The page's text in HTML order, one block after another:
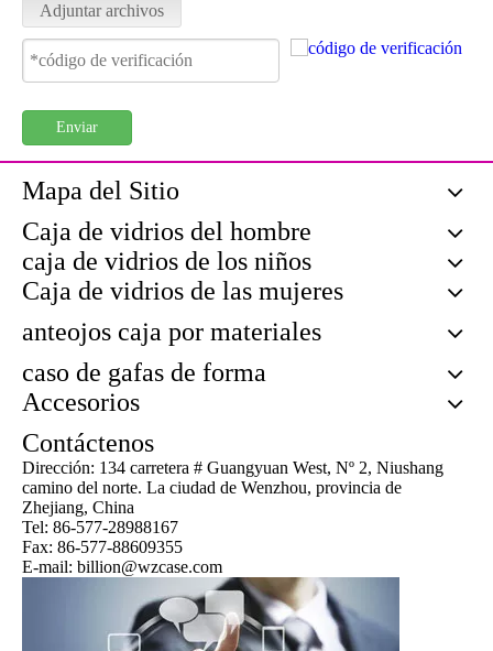
Adjuntar archivos
Enviar
Mapa del Sitio
Caja de vidrios del hombre
caja de vidrios de los niños
Caja de vidrios de las mujeres
anteojos caja por materiales
caso de gafas de forma
Accesorios
Contáctenos
Dirección: 134 carretera # Guangyuan West, Nº 2, Niushang
camino del norte. La ciudad de Wenzhou, provincia de
Zhejiang, China
Tel: 86-577-28988167
Fax: 86-577-88609355
E-mail: billion@wzcase.com